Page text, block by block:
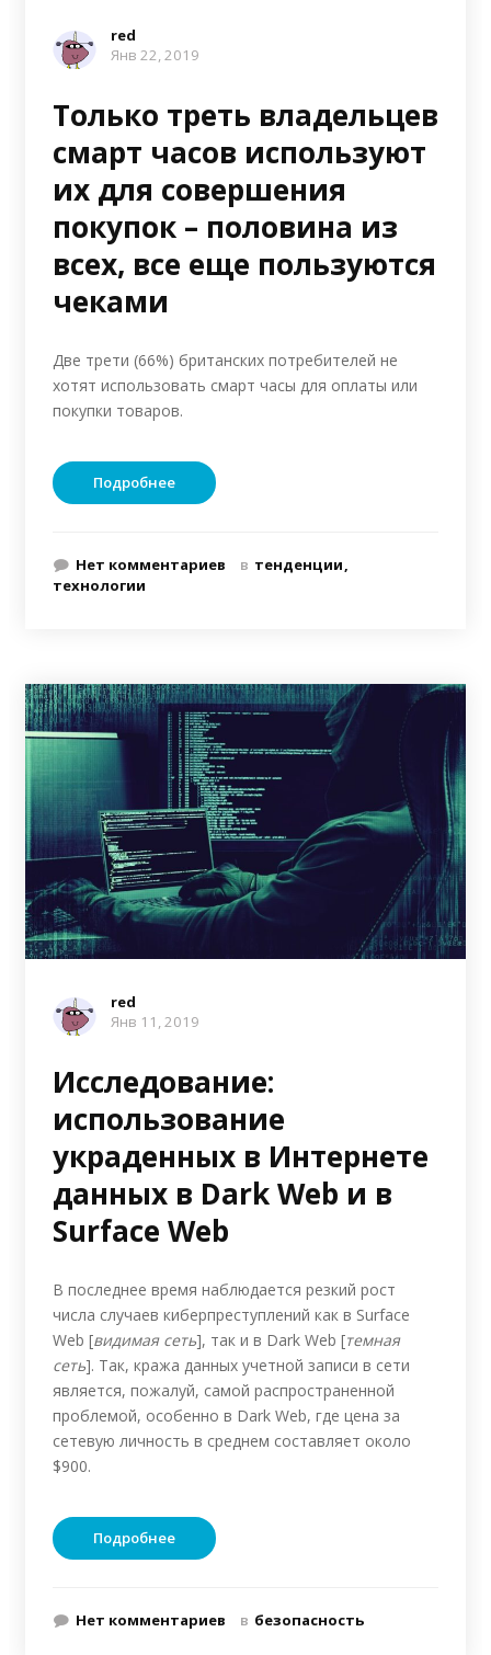
red
Янв 22, 2019
Только треть владельцев
смарт часов используют
их для совершения
покупок – половина из
всех, все еще пользуются
чеками
Две трети (66%) британских потребителей не
хотят использовать смарт часы для оплаты или
покупки товаров.
Подробнее
Нет комментариев в тенденции
технологии
red
Янв 11, 2019
Исследование:
использование
украденных в Интернете
данных в Dark Web и в
Surface Web
В последнее время наблюдается резкий рост
числа случаев киберпреступлений как в Surface
Web [видимая сеть], так и в Dark Web [темная
сеть]. Так, кража данных учетной записи в сети
является, пожалуй, самой распространенной
проблемой, особенно в Dark Web, где цена за
сетевую личность в среднем составляет около
$900.
Подробнее
Нет комментариев в безопасность